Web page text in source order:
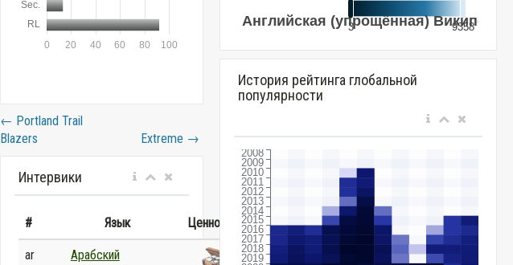
← Portland Trail
Blazers
Extreme →
Интервики
# Язык Ценность
ar Арабский
История рейтинга глобальной
популярности